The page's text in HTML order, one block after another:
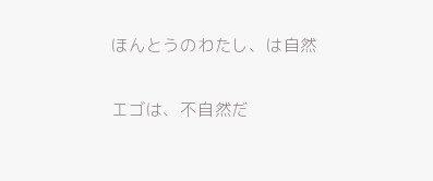
ほんとうのわたし、は自然
エゴは、不自然だ